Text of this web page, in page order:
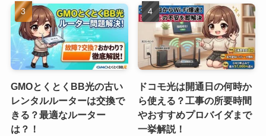
GMOとくとくBB光の古い
レンタルルーターは交換で
きる？最適なルーター
は？！
ドコモ光は開通日の何時か
ら使える？工事の所要時間
やおすすめプロバイダまで
一挙解説！